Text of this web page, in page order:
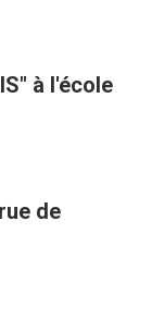
à l'école
de